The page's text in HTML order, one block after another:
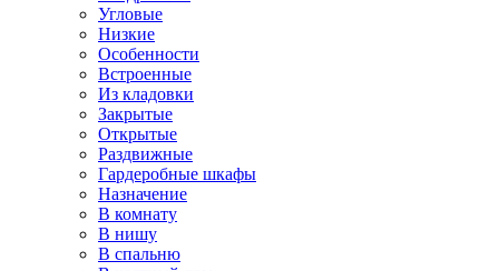
Угловые
Низкие
Особенности
Встроенные
Из кладовки
Закрытые
Открытые
Раздвижные
Гардеробные шкафы
Назначение
В комнату
В нишу
В спальню